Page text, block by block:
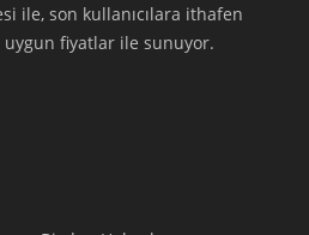
ile, son kullanıcılara ithafen
fiyatlar ile sunuyor.